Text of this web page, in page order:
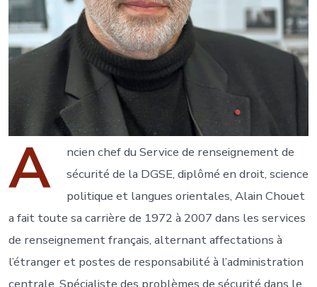
A
ncien chef du Service de renseignement de
sécurité de la DGSE, diplômé en droit, science
politique et langues orientales, Alain Chouet
a fait toute sa carrière de 1972 à 2007 dans les services
de renseignement français, alternant affectations à
l’étranger et postes de responsabilité à l’administration
centrale. Spécialiste des problèmes de sécurité dans le